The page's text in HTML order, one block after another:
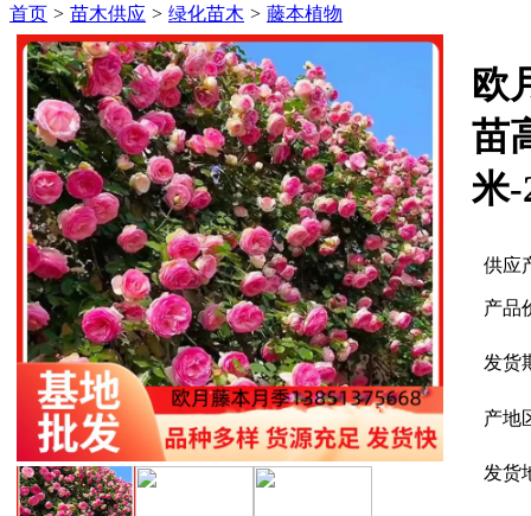
首页 > 苗木供应 > 绿化苗木 > 藤本植物
欧
苗
米-
供应
产品
发货
产地
发货